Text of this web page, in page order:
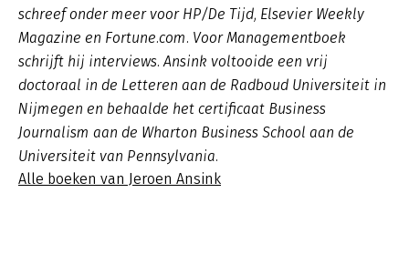
schreef onder meer voor HP/De Tijd, Elsevier Weekly
Magazine en Fortune.com. Voor Managementboek
schrijft hij interviews. Ansink voltooide een vrij
doctoraal in de Letteren aan de Radboud Universiteit in
Nijmegen en behaalde het certificaat Business
Journalism aan de Wharton Business School aan de
Universiteit van Pennsylvania.
Alle boeken van Jeroen Ansink